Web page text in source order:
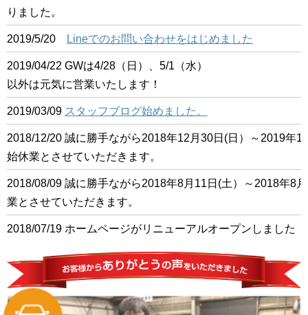
りました。
2019/5/20 Lineでのお問い合わせをはじめました
2019/04/22 GWは4/28（日）、5/1（水）
以外は元気に営業いたします！
2019/03/09 スタッフブログ始めました。
2018/12/20 誠に勝手ながら2018年12月30日(日）～2019年1
始休業とさせていただきます。
2018/08/09 誠に勝手ながら2018年8月11日(土）～2018年8
業とさせていただきます。
2018/07/19 ホームページがリニューアルオープンしました